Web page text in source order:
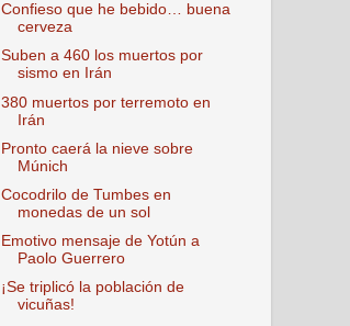
Confieso que he bebido… buena
cerveza
Suben a 460 los muertos por
sismo en Irán
380 muertos por terremoto en
Irán
Pronto caerá la nieve sobre
Múnich
Cocodrilo de Tumbes en
monedas de un sol
Emotivo mensaje de Yotún a
Paolo Guerrero
¡Se triplicó la población de
vicuñas!